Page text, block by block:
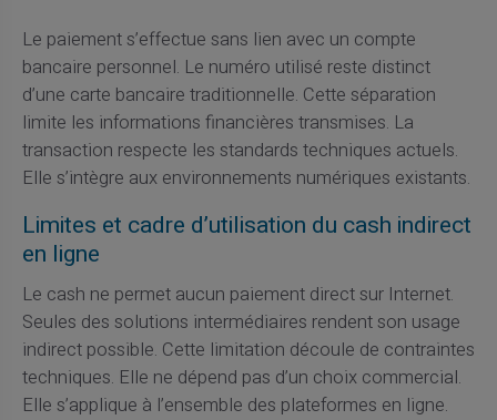
Le paiement s’effectue sans lien avec un compte
bancaire personnel. Le numéro utilisé reste distinct
d’une carte bancaire traditionnelle. Cette séparation
limite les informations financières transmises. La
transaction respecte les standards techniques actuels.
Elle s’intègre aux environnements numériques existants.
Limites et cadre d’utilisation du cash indirect
en ligne
Le cash ne permet aucun paiement direct sur Internet.
Seules des solutions intermédiaires rendent son usage
indirect possible. Cette limitation découle de contraintes
techniques. Elle ne dépend pas d’un choix commercial.
Elle s’applique à l’ensemble des plateformes en ligne.